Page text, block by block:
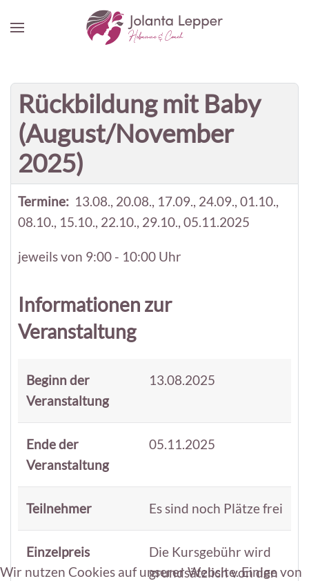
Zum Hauptinhalt springen
Rückbildung mit Baby
(August/November
2025)
Termine: 13.08., 20.08., 17.09., 24.09., 01.10.,
08.10., 15.10., 22.10., 29.10., 05.11.2025
jeweils von 9:00 - 10:00 Uhr
Informationen zur
Veranstaltung
Beginn der
Veranstaltung
13.08.2025
Ende der
Veranstaltung
05.11.2025
Teilnehmer Es sind noch Plätze frei
Einzelpreis
Die Kursgebühr wird
grundsätzlich von den
Wir nutzen Cookies auf unserer Website. Einige von